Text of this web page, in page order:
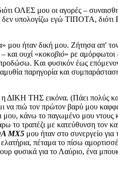
ΟΛΕΣ μου οι αγορές –
δεν υπολογίζω εγώ ΤΙΠΟΤΑ,
μου ήταν δική μου. Ζήτησα απ'
και ουχί «κοκοβιό» ρε αμόρφωτοι
προδώσω. Kαι φυσικόν έως
παρηγορία και
ΤΗΣ εικόνα. (Πάει πολύς
να πιώ τον πρώτον βαρύ μου
μου, κάνω το παγωμένο μου
τραπέζι με κατεύθυνση τον
MΧ5 μου ήταν στο συνεργείο
πέταμα το πίσω
φυσικά για το Λαύριο, ένα